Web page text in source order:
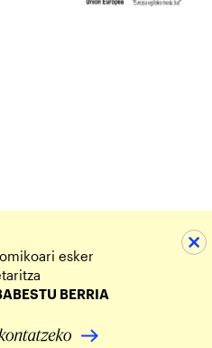
esker
BERRIA